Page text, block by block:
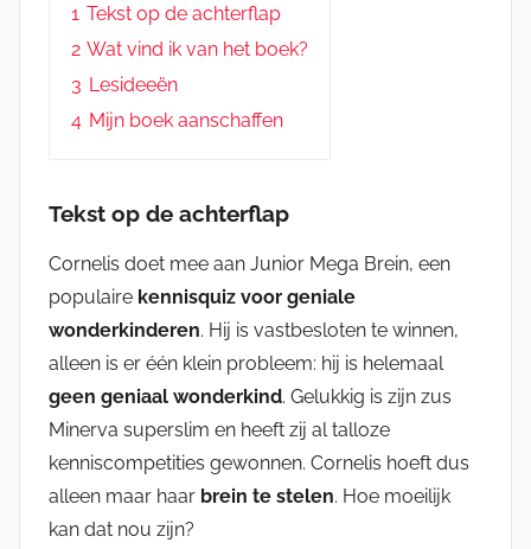
1 Tekst op de achterflap
2 Wat vind ik van het boek?
3 Lesideeën
4 Mijn boek aanschaffen
Tekst op de achterflap
Cornelis doet mee aan Junior Mega Brein, een
populaire kennisquiz voor geniale
wonderkinderen. Hij is vastbesloten te winnen,
alleen is er één klein probleem: hij is helemaal
geen geniaal wonderkind. Gelukkig is zijn zus
Minerva superslim en heeft zij al talloze
kenniscompetities gewonnen. Cornelis hoeft dus
alleen maar haar brein te stelen. Hoe moeilijk
kan dat nou zijn?